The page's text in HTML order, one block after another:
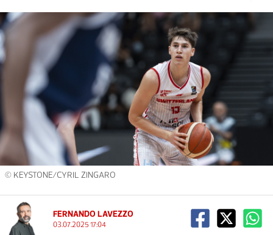
© KEYSTONE/CYRIL ZINGARO
FERNANDO LAVEZZO
03.07.2025 17:04